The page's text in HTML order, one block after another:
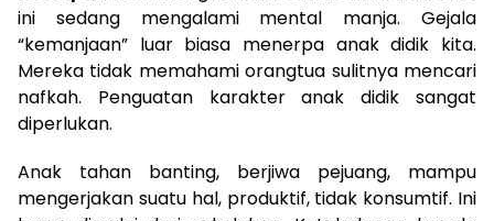
ini sedang mengalami mental manja. Gejala
“kemanjaan” luar biasa menerpa anak didik kita.
Mereka tidak memahami orangtua sulitnya mencari
nafkah. Penguatan karakter anak didik sangat
diperlukan.
Anak tahan banting, berjiwa pejuang, mampu
mengerjakan suatu hal, produktif, tidak konsumtif. Ini